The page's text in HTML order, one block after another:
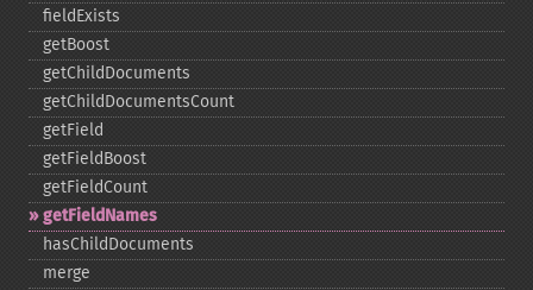
fieldExists
getBoost
getChildDocuments
getChildDocumentsCount
getField
getFieldBoost
getFieldCount
getFieldNames
hasChildDocuments
merge